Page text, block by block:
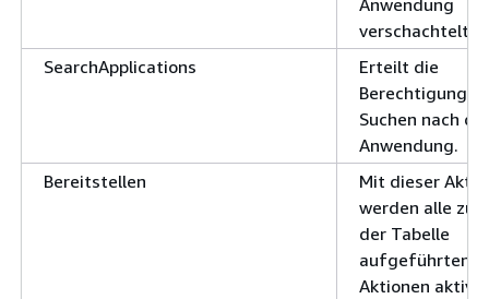
verschachtelt
SearchApplications
Erteilt die
Berechtigung
Suchen nach
Anwendung.
Bereitstellen
Mit dieser
werden alle
der Tabelle
aufgeführten
Aktionen